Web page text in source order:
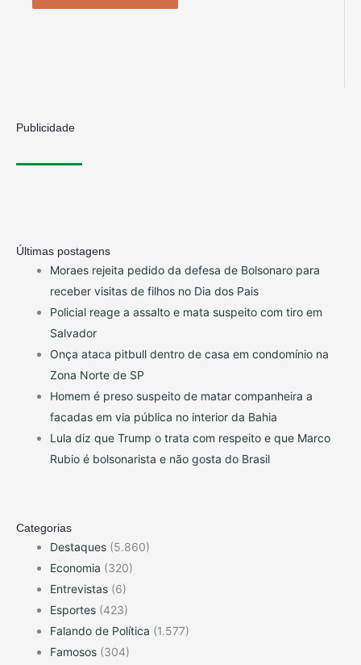
Publicidade
Últimas postagens
Moraes rejeita pedido da defesa de Bolsonaro para
receber visitas de filhos no Dia dos Pais
Policial reage a assalto e mata suspeito com tiro em
Salvador
Onça ataca pitbull dentro de casa em condomínio na
Zona Norte de SP
Homem é preso suspeito de matar companheira a
facadas em via pública no interior da Bahia
Lula diz que Trump o trata com respeito e que Marco
Rubio é bolsonarista e não gosta do Brasil
Categorias
Destaques (5.860)
Economia (320)
Entrevistas (6)
Esportes (423)
Falando de Política (1.577)
Famosos (304)